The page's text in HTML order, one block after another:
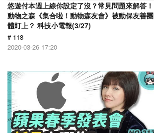
悠遊付本週上線你設定了沒？常見問題來解答！
動物之森《集合啦！動物森友會》被動保友善團
體盯上？ 科技小電報(3/27)
# 118
2020-03-26 17:20